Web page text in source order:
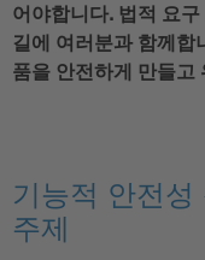
어야합니다. 법적 요
길에 여러분과 함께합
품을 안전하게 만들고
기능적 안전
주제